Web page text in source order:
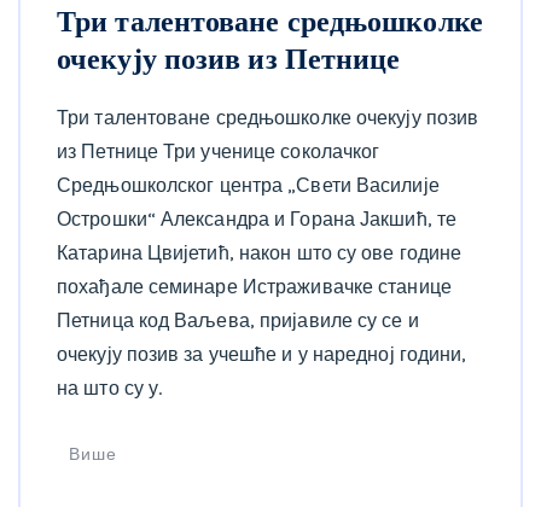
Три талентоване средњошколке
очекују позив из Петнице
Три талентоване средњошколке очекују позив
из Петнице Три ученице соколачког
Средњошколског центра „Свети Василије
Острошки“ Александра и Горана Јакшић, те
Катарина Цвијетић, након што су ове године
похађале семинаре Истраживачке станице
Петница код Ваљева, пријавиле су се и
очекују позив за учешће и у наредној години,
на што су у.
Више